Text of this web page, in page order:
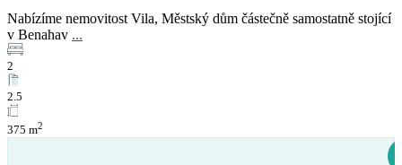
Nabízíme nemovitost Vila, Městský dům částečně samostatně stojící
v Benahav ...
2
2.5
375 m2